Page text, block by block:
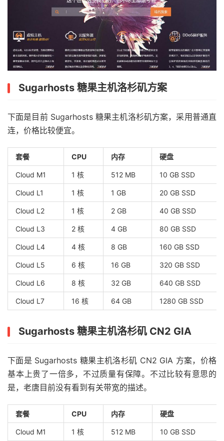
Sugarhosts 糖果主机洛杉矶方案
下面是目前 Sugarhosts 糖果主机洛杉矶方案，采用普通直
连，价格比较便宜。
套餐 CPU 内存 硬盘
Cloud M1 1 核 512 MB 10 GB SSD
Cloud L1 1 核 1 GB 20 GB SSD
Cloud L2 1 核 2 GB 40 GB SSD
Cloud L3 2 核 4 GB 80 GB SSD
Cloud L4 4 核 8 GB 160 GB SSD
Cloud L5 6 核 16 GB 320 GB SSD
Cloud L6 8 核 32 GB 640 GB SSD
Cloud L7 16 核 64 GB 1280 GB SSD
Sugarhosts 糖果主机洛杉矶 CN2 GIA
下面是 Sugarhosts 糖果主机洛杉矶 CN2 GIA 方案，价格
基本上贵了一倍多，不过质量有保障。不过比较有意思的
是，老唐目前没有看到有关带宽的描述。
套餐 CPU 内存 硬盘
Cloud M1 1 核 512 MB 10 GB SSD